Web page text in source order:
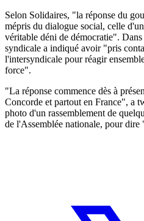
Selon Solidaires, "la réponse du
mépris du dialogue social, celle
véritable déni de démocratie".
syndicale a indiqué avoir "pris
l'intersyndicale pour réagir
force".
"La réponse commence dès à
Concorde et partout en France", a
photo d'un rassemblement de
de l'Assemblée nationale, pour